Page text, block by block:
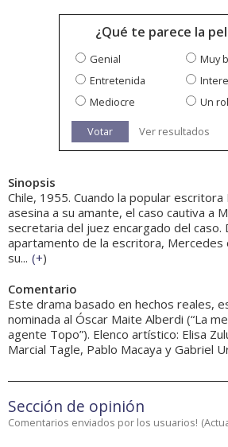
¿Qué te parece la
Genial
Muy
Entretenida
Mediocre
Un
Votar Ver resultados
Sinopsis
Chile, 1955. Cuando la popular escritora
asesina a su amante, el caso cautiva a
secretaria del juez encargado del caso.
apartamento de la escritora, Mercedes
su... (+)
Comentario
Este drama basado en hechos reales,
nominada al Óscar Maite Alberdi (“La
agente Topo”). Elenco artístico: Elisa
Marcial Tagle, Pablo Macaya y Gabriel
Sección de opinión
Comentarios enviados por los usuarios! (